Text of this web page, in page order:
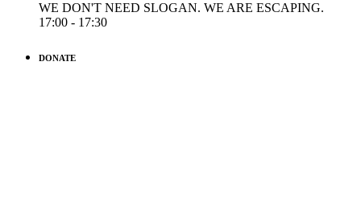
WE DON'T NEED SLOGAN. WE ARE ESCAPING.
17:00 - 17:30
DONATE